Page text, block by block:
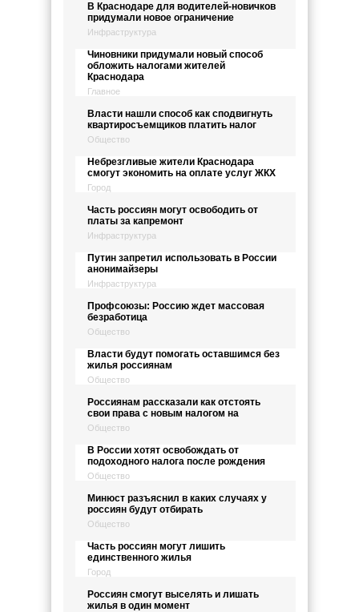
В Краснодаре для водителей-новичков
придумали новое ограничение
Инфраструктура
Чиновники придумали новый способ
обложить налогами жителей
Краснодара
Главное
Власти нашли способ как сподвигнуть
квартиросъемщиков платить налог
Общество
Небрезгливые жители Краснодара
смогут экономить на оплате услуг ЖКХ
Город
Часть россиян могут освободить от
платы за капремонт
Инфраструктура
Путин запретил использовать в России
анонимайзеры
Инфраструктура
Профсоюзы: Россию ждет массовая
безработица
Общество
Власти будут помогать оставшимся без
жилья россиянам
Общество
Россиянам рассказали как отстоять
свои права с новым налогом на
Общество
В России хотят освобождать от
подоходного налога после рождения
Общество
Минюст разъяснил в каких случаях у
россиян будут отбирать
Общество
Часть россиян могут лишить
единственного жилья
Город
Россиян смогут выселять и лишать
жилья в один момент